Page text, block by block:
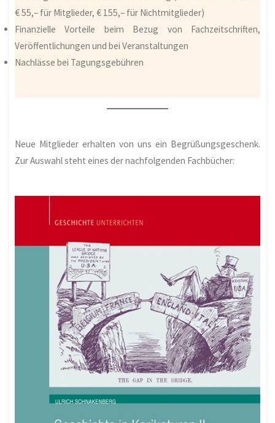
€ 55,– für Mitglieder, € 155,– für Nichtmitglieder)
Finanzielle Vorteile beim Bezug von Fachzeitschriften,
Veröffentlichungen und bei Veranstaltungen
Nachlässe bei Tagungsgebühren
Neue Mitglieder erhalten von uns ein Begrüßungsgeschenk.
Zur Auswahl steht eines der nachfolgenden Fachbücher: